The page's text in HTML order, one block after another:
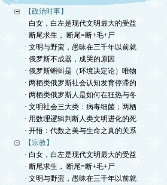
【政治时事】
· 白女，白左是现代文明最大的受益
· 断尾求生， 断尾=断+毛+尸
· 文明与野蛮，愚昧在三千年以前就
· 俄罗斯不成器，成哭的原因
· 俄罗斯蝌蚪是（环境决定论）唯物
· 两栖类俄罗斯社会认知发育停滞的
· 两栖类俄罗斯人是如何在狂热与冬
· 文明社会三大类：病毒细菌；两栖
· 用数理逻辑判断人类文明进化的死
· 开悟：代数之美与生命之真的关系
【宗教】
· 白女，白左是现代文明最大的受益
· 断尾求生， 断尾=断+毛+尸
· 文明与野蛮，愚昧在三千年以前就